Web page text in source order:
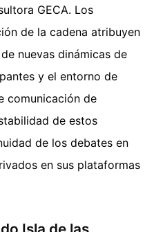
GECA. Los
de la cadena atribuyen
nuevas dinámicas de
y el entorno de
comunicación de
de estos
de los debates en
en sus plataformas